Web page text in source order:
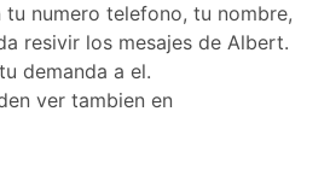
tu numero telefono, tu nombre,
resivir los mesajes de Albert.
demanda a el.
ver tambien en